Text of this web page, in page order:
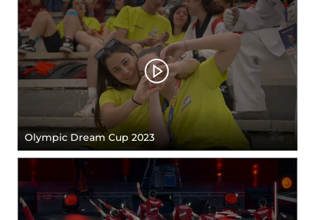
Olympic Dream Cup 2023